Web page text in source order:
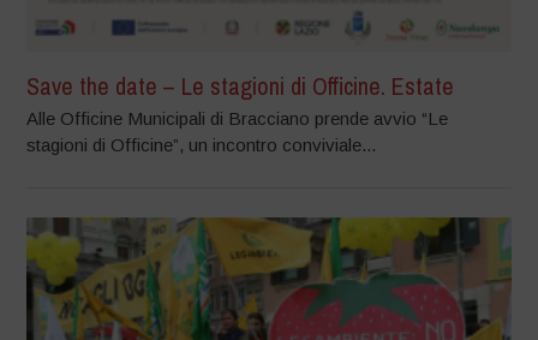
Save the date – Le stagioni di Officine. Estate
Alle Officine Municipali di Bracciano prende avvio “Le
stagioni di Officine”, un incontro conviviale...